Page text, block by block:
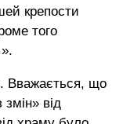
крепости
того
Вважається, що
від